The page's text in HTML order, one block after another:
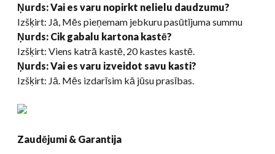
Ņurds: Vai es varu nopirkt nelielu daudzumu?
Izšķirt: Jā, Mēs pieņemam jebkuru pasūtījuma summu
Ņurds: Cik gabalu kartona kastē?
Izšķirt: Viens katrā kastē, 20 kastes kastē.
Ņurds: Vai es varu izveidot savu kasti?
Izšķirt: Jā. Mēs izdarīsim kā jūsu prasības.
Zaudējumi & Garantija